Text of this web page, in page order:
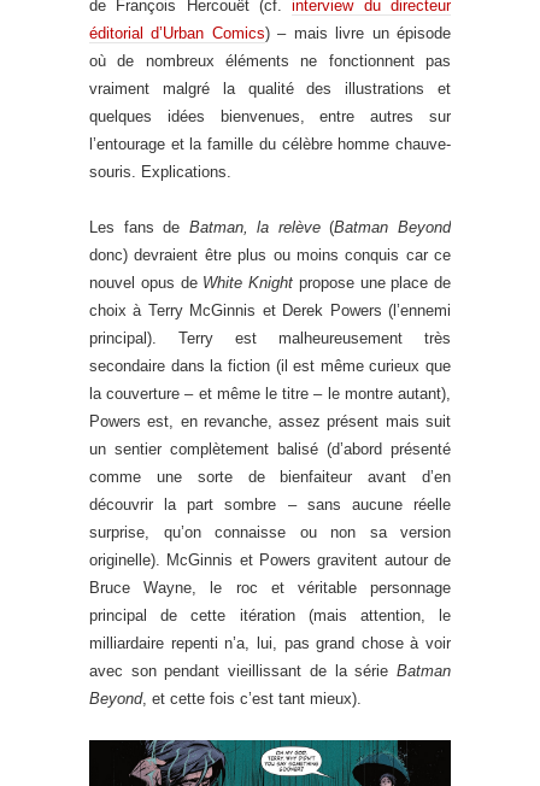
de François Hercouët (cf.interview du directeur
éditorial d’Urban Comics) – mais livre un épisode
où de nombreux éléments ne fonctionnent pas
vraiment malgré la qualité des illustrations et
quelques idées bienvenues, entre autres sur
l’entourage et la famille du célèbre homme chauve-
souris. Explications.
Les fans de Batman, la relève(Batman Beyond
donc) devraient être plus ou moins conquis car ce
nouvel opus deWhite Knight propose une place de
choix à Terry McGinnis et Derek Powers (l’ennemi
principal). Terry est malheureusement très
secondaire dans la fiction (il est même curieux que
la couverture – et même le titre – le montre autant),
Powers est, en revanche, assez présent mais suit
un sentier complètement balisé (d’abord présenté
comme une sorte de bienfaiteur avant d’en
découvrir la part sombre – sans aucune réelle
surprise, qu’on connaisse ou non sa version
originelle). McGinnis et Powers gravitent autour de
Bruce Wayne, le roc et véritable personnage
principal de cette itération (mais attention, le
milliardaire repenti n’a, lui, pas grand chose à voir
avec son pendant vieillissant de la série Batman
Beyond, et cette fois c’est tant mieux).